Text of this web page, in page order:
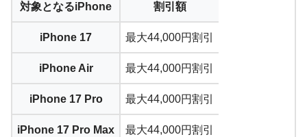
対象となるiPhone 割引額
iPhone 17 最大44,000円割引
iPhone Air 最大44,000円割引
iPhone 17 Pro 最大44,000円割引
iPhone 17 Pro Max 最大44,000円割引